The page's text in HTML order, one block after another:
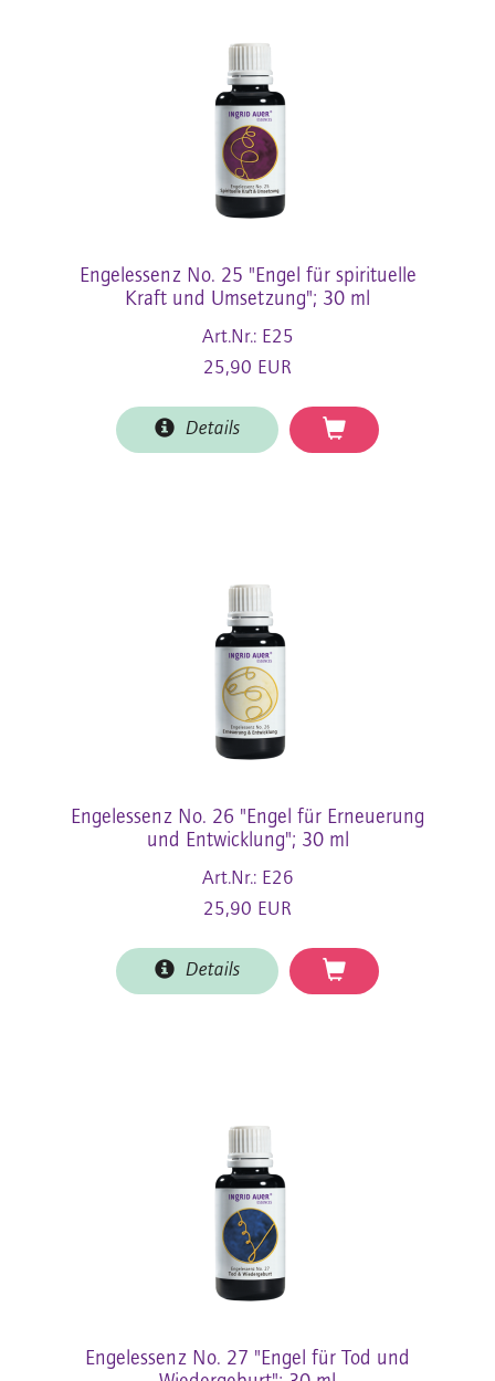
Engelessenz No. 25 "Engel für spirituelle
Kraft und Umsetzung"; 30 ml
Art.Nr.: E25
25,90 EUR
Details
Engelessenz No. 26 "Engel für Erneuerung
und Entwicklung"; 30 ml
Art.Nr.: E26
25,90 EUR
Details
Engelessenz No. 27 "Engel für Tod und